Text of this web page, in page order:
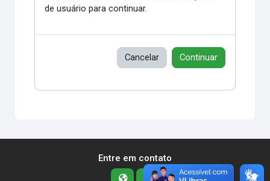
de usuário para continuar.
Cancelar Continuar
Entre em contato